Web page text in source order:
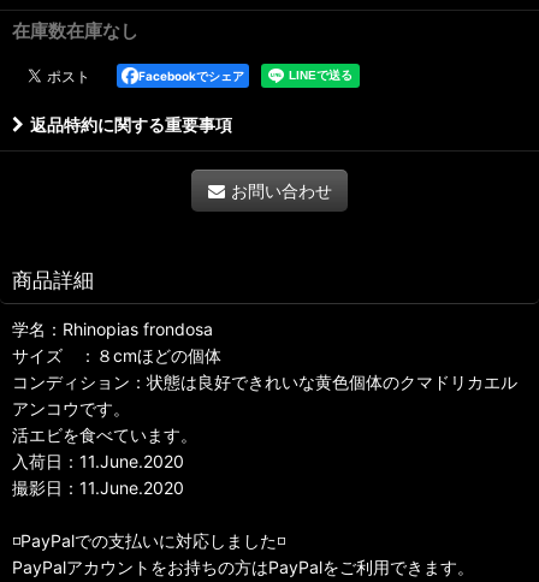
在庫数在庫なし
Facebookでシェア
返品特約に関する重要事項
お問い合わせ
商品詳細
学名：Rhinopias frondosa
サイズ ：８cmほどの個体
コンディション：状態は良好できれいな黄色個体のクマドリカエル
アンコウです。
活エビを食べています。
入荷日：11.June.2020
撮影日：11.June.2020
◽️PayPalでの支払いに対応しました◽️
PayPalアカウントをお持ちの方はPayPalをご利用できます。